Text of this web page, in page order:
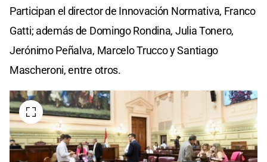
Participan el director de Innovación Normativa, Franco
Gatti; además de Domingo Rondina, Julia Tonero,
Jerónimo Peñalva, Marcelo Trucco y Santiago
Mascheroni, entre otros.